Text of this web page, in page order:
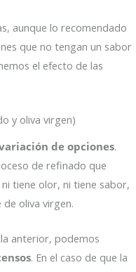
aunque lo recomendado
que no tengan un sabor
el efecto de las
y oliva virgen)
de opciones.
de refinado que
tiene olor, ni tiene sabor,
oliva virgen.
anterior, podemos
. En el caso de que la